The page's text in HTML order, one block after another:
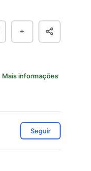
Mais informações
Seguir